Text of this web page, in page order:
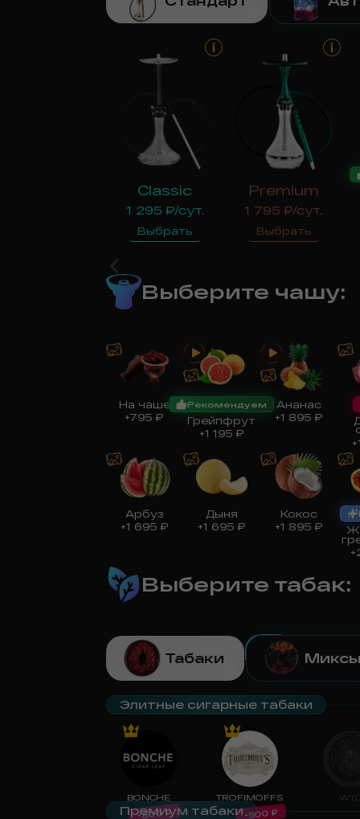
Classic
1 295 ₽/сут.
Выбрать
Premium
1 795 ₽/сут.
Выбрать
Выберите чашу:
На чаше
+795 ₽
Рекомендуем
Грейпфрут
+1 195 ₽
Ананас
+1 895 ₽
+
Арбуз
+1 695 ₽
Дыня
+1 695 ₽
Кокос
+1 895 ₽
+
Выберите табак:
Табаки Миксы
Элитные сигарные табаки
BONCHE
+800₽
TROFIMOFFS
+500 ₽
Премиум табаки